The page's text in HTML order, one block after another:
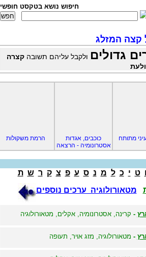
חיפוש נושא בטקסט חופשי
קצה המזלג
גדולים ולקבל עליהם תשובה קצרה
מתותח
כוכבים, אגדות
אסטרונומיה - הרצאה
הרמת משקולות
ט י כ ל מ נ ס ע פ צ ק ר ש ת
מטאורולוגיה ערכים נוספים
- קרינה, אסטרונומיה, אקלים, מטאורולוגיה
- מטאורולוגיה, מזג אויר, תעופה